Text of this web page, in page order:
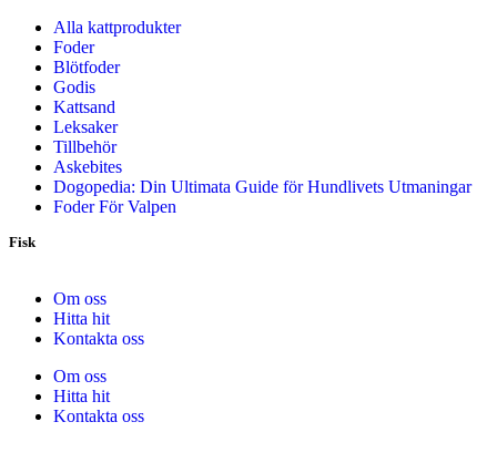
Alla kattprodukter
Foder
Blötfoder
Godis
Kattsand
Leksaker
Tillbehör
Askebites
Dogopedia: Din Ultimata Guide för Hundlivets Utmaningar
Foder För Valpen
Fisk
Om oss
Hitta hit
Kontakta oss
Om oss
Hitta hit
Kontakta oss